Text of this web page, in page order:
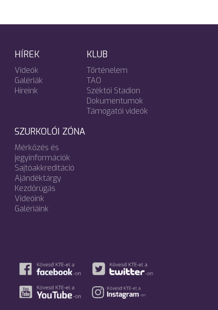
HÍREK
Videók
Galériák
Híreink
KLUB
Történelem
TAO
Széktói Stadion
Dokumentumok
Támogatói videók
SZURKOLÓI ZÓNA
Mérkőzés és
jegyinformációk
Sajtóakkreditáció
Ajándéktárgy
Kezdőrúgás
Videóink
Galériáink